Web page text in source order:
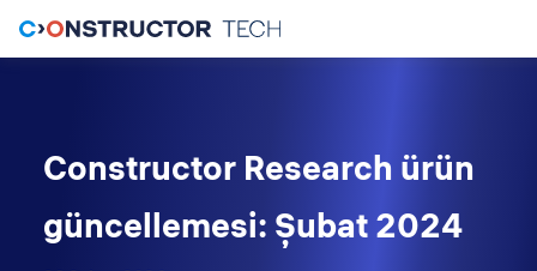
Constructor Research ürün
güncellemesi: Şubat 2024